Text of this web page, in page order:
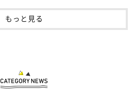
もっと見る